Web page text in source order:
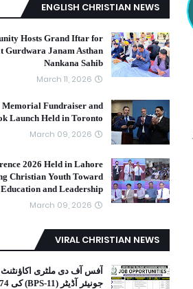
ENGLISH CHRISTIAN NEWS
Hosts Grand Iftar for
Gurdwara Janam Asthan
Nankana Sahib
March 11, 2026
Memorial Fundraiser and
Launch Held in Toronto
March 09, 2026
2026 Held in Lahore
Christian Youth Toward
Education and Leadership
March 09, 2026
VIRAL CHRISTIAN NEWS
آفس آف دی ملٹری